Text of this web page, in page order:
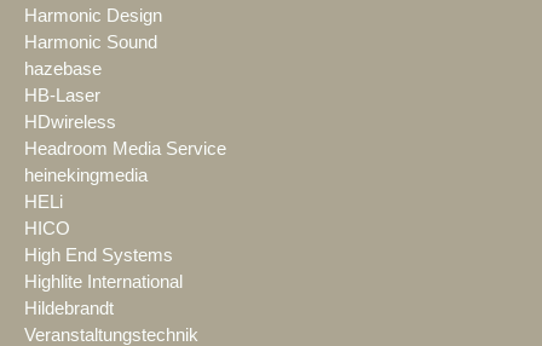
Harmonic Design
Harmonic Sound
hazebase
HB-Laser
HDwireless
Headroom Media Service
heinekingmedia
HELi
HICO
High End Systems
Highlite International
Hildebrandt
Veranstaltungstechnik